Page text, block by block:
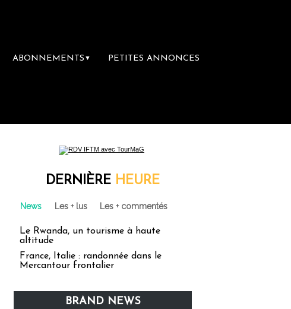
ABONNEMENTS ▼ PETITES ANNONCES
DERNIÈRE HEURE
News Les + lus Les + commentés
Le Rwanda, un tourisme à haute
altitude
France, Italie : randonnée dans le
Mercantour frontalier
BRAND NEWS